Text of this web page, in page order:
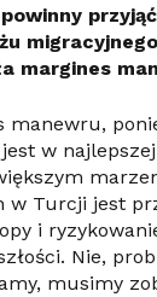
margines
manewru,
w
w Turcji jest
i
Nie,
musimy